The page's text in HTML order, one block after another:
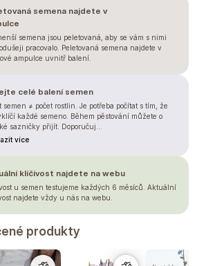
semena najdete v
semena jsou peletovaná, aby se vám s nimi
pracovalo. Peletovaná semena najdete v
ampulce uvnitř balení.
celé balení semen
semen ≠ počet rostlin. Je potřeba počítat s tím, že
každé semeno. Během pěstování můžete o
sazničky přijít. Doporučuj...
více
klíčivost najdete na webu
u semen testujeme každých 6 měsíců. Aktuální
najdete vždy u nás na webu.
produkty